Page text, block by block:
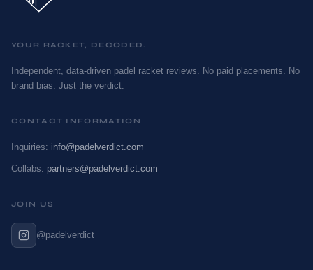
YOUR RACKET, DECODED.
Independent, data-driven padel racket reviews. No paid placements. No
brand bias. Just the verdict.
CONTACT INFORMATION
Inquiries: info@padelverdict.com
Collabs: partners@padelverdict.com
JOIN US
@padelverdict